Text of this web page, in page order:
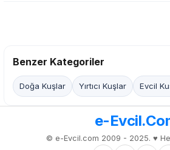
Benzer Kategoriler
Doğa Kuşlar Yırtıcı Kuşlar Evcil
e-
© e-Evcil.com 2009 - 2025. ♥️ Her